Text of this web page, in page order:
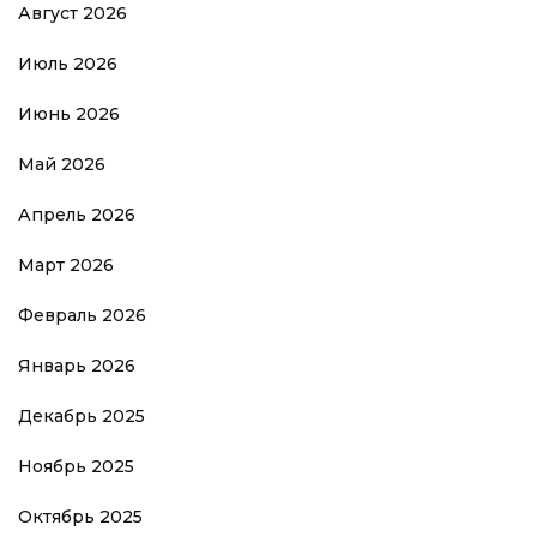
Август 2026
Июль 2026
Июнь 2026
Май 2026
Апрель 2026
Март 2026
Февраль 2026
Январь 2026
Декабрь 2025
Ноябрь 2025
Октябрь 2025